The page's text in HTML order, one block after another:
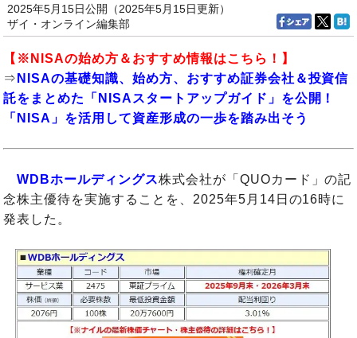
2025年5月15日公開（2025年5月15日更新）
ザイ・オンライン編集部
【※ NISAの始め方 ＆おすすめ情報はこちら！】
⇒ NISAの基礎知識、始め方、おすすめ証券会社＆投資信
託をまとめた「NISAスタートアップガイド」を公開！
「NISA」を活用して資産形成の一歩を踏み出そう
WDBホールディングス株式会社が「QUOカード」の記
念株主優待を実施することを、2025年5月14日の16時に
発表した。